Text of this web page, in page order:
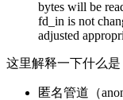
bytes will be
fd_in is not
adjusted
这里解释一下什么是
匿名管道（